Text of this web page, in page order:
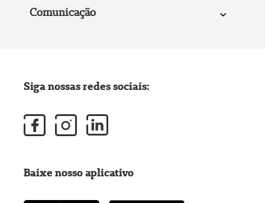
Comunicação
Siga nossas redes sociais:
Baixe nosso aplicativo